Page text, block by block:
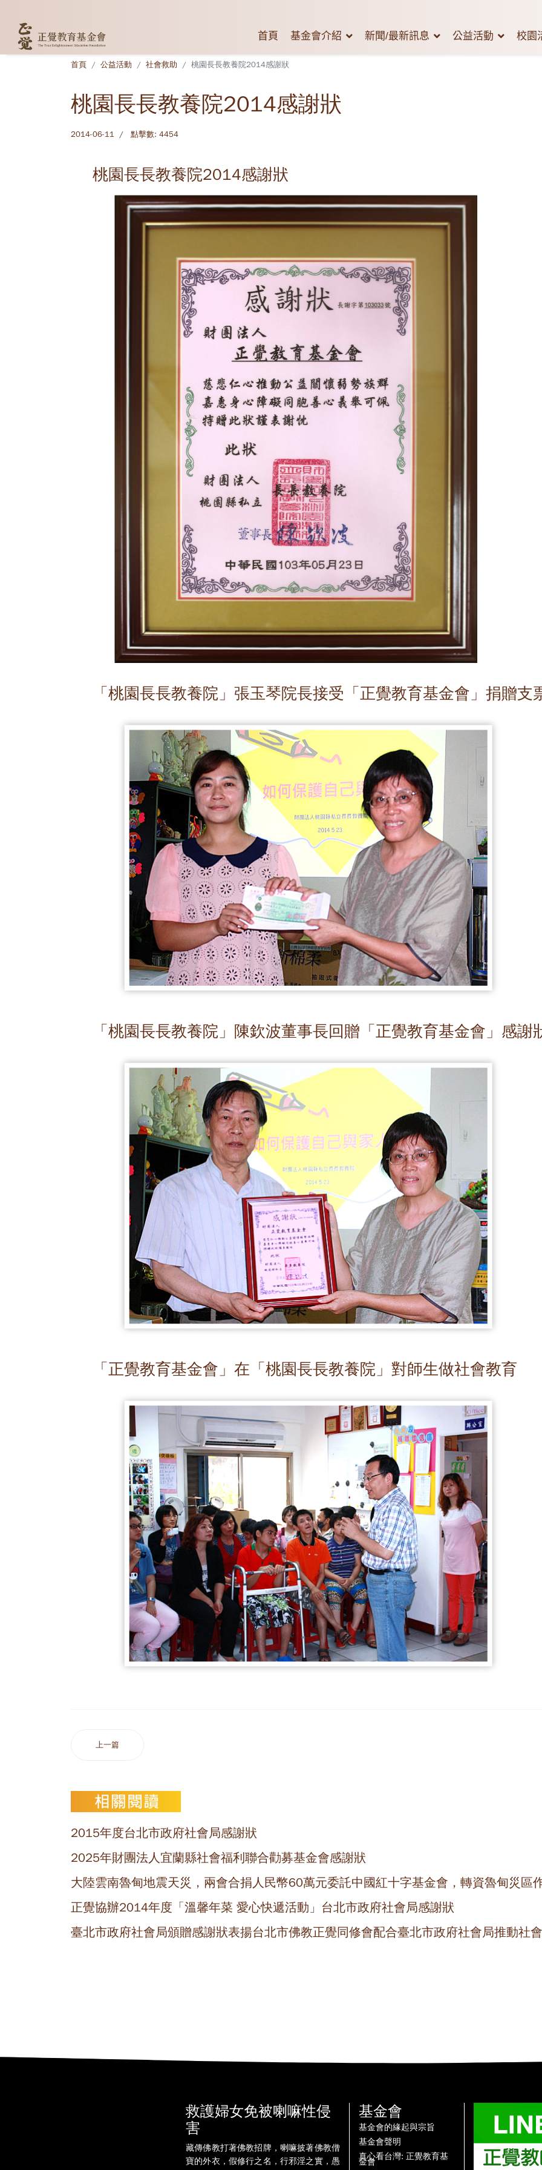
首頁 基金會介紹 新聞/最新訊息 公益活動 校園
首頁 公益活動 社會救助 桃園長長教養院2014感謝狀
桃園長長教養院2014感謝狀
2014-06-11 點擊數: 4454
桃園長長教養院2014感謝狀
「桃園長長教養院」張玉琴院長接受「正覺教育基金會」捐贈支
「桃園長長教養院」陳欽波董事長回贈「正覺教育基金會」感謝
「正覺教育基金會」在「桃園長長教養院」對師生做社會教育
上一篇
2015年度台北市政府社會局感謝狀
2025年財團法人宜蘭縣社會福利聯合勸募基金會感謝狀
大陸雲南魯甸地震天災，兩會合捐人民幣60萬元委託中國紅十字基金會，轉資魯甸災區
正覺協辦2014年度「溫馨年菜 愛心快遞活動」台北市政府社會局感謝狀
臺北市政府社會局頒贈感謝狀表揚台北市佛教正覺同修會配合臺北市政府社會局推動社
救護婦女免被喇嘛性侵
害
藏傳佛教打著佛教招牌，喇嘛披著佛教僧
寶的外衣，假修行之名，行邪淫之實，愚
基金會
基金會的緣起與宗旨
基金會聲明
真心看台灣: 正覺教育基
金會